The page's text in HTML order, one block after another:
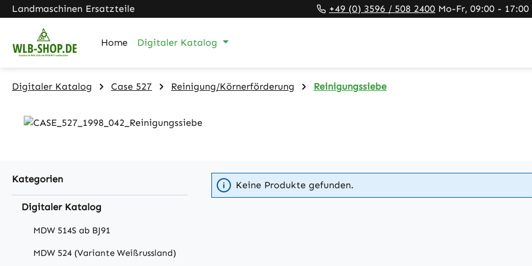
Hauptinhalt springen
Zur Suche springen
Zur Hauptnavigation springen
Landmaschinen Ersatzteile +49 (0) 3596 / 508 2400 Mo-Fr, 09:00 - 17:00
Home Digitaler Katalog
Digitaler Katalog Case 527 Reinigung/Körnerförderung Reinigungssiebe
Kategorien
Digitaler Katalog
MDW 514S ab BJ91
MDW 524 (Variante Weißrussland)
Keine Produkte gefunden.